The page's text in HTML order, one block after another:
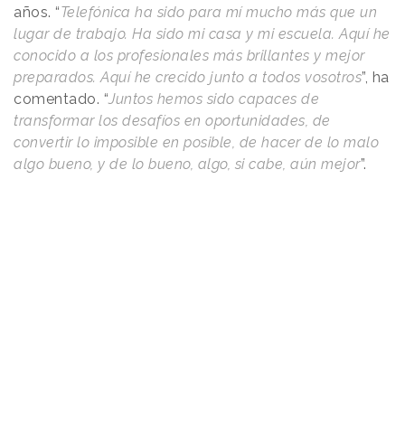
años. “Telefónica ha sido para mí mucho más que un
lugar de trabajo. Ha sido mi casa y mi escuela. Aquí he
conocido a los profesionales más brillantes y mejor
preparados. Aquí he crecido junto a todos vosotros”, ha
comentado. “Juntos hemos sido capaces de
transformar los desafíos en oportunidades, de
convertir lo imposible en posible, de hacer de lo malo
algo bueno, y de lo bueno, algo, si cabe, aún mejor”.